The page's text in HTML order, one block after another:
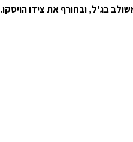
בג'ל, ובחורף את צידו הויסקו.